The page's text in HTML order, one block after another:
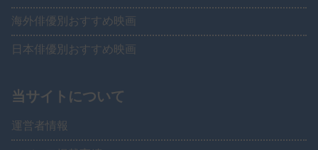
海外俳優別おすすめ映画
日本俳優別おすすめ映画
当サイトについて
運営者情報